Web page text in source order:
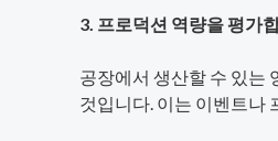
3. 프로덕션 역량을 평가
공장에서 생산할 수 있는
것입니다. 이는 이벤트나